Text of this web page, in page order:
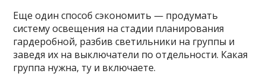
Еще один способ сэкономить — продумать
систему освещения на стадии планирования
гардеробной, разбив светильники на группы и
заведя их на выключатели по отдельности. Какая
группа нужна, ту и включаете.